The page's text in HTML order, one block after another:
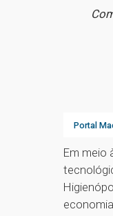
Portal
Em meio